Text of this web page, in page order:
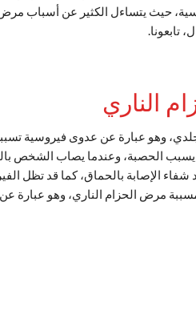
حيث يتساءل الكثير عن أسباب مرض
تابعونا.
الناري
الحصبة، وعندما يصاب الشخص
شفاء الإصابة بالحماق، كما قد تظل
مرض الحزام الناري، وهو